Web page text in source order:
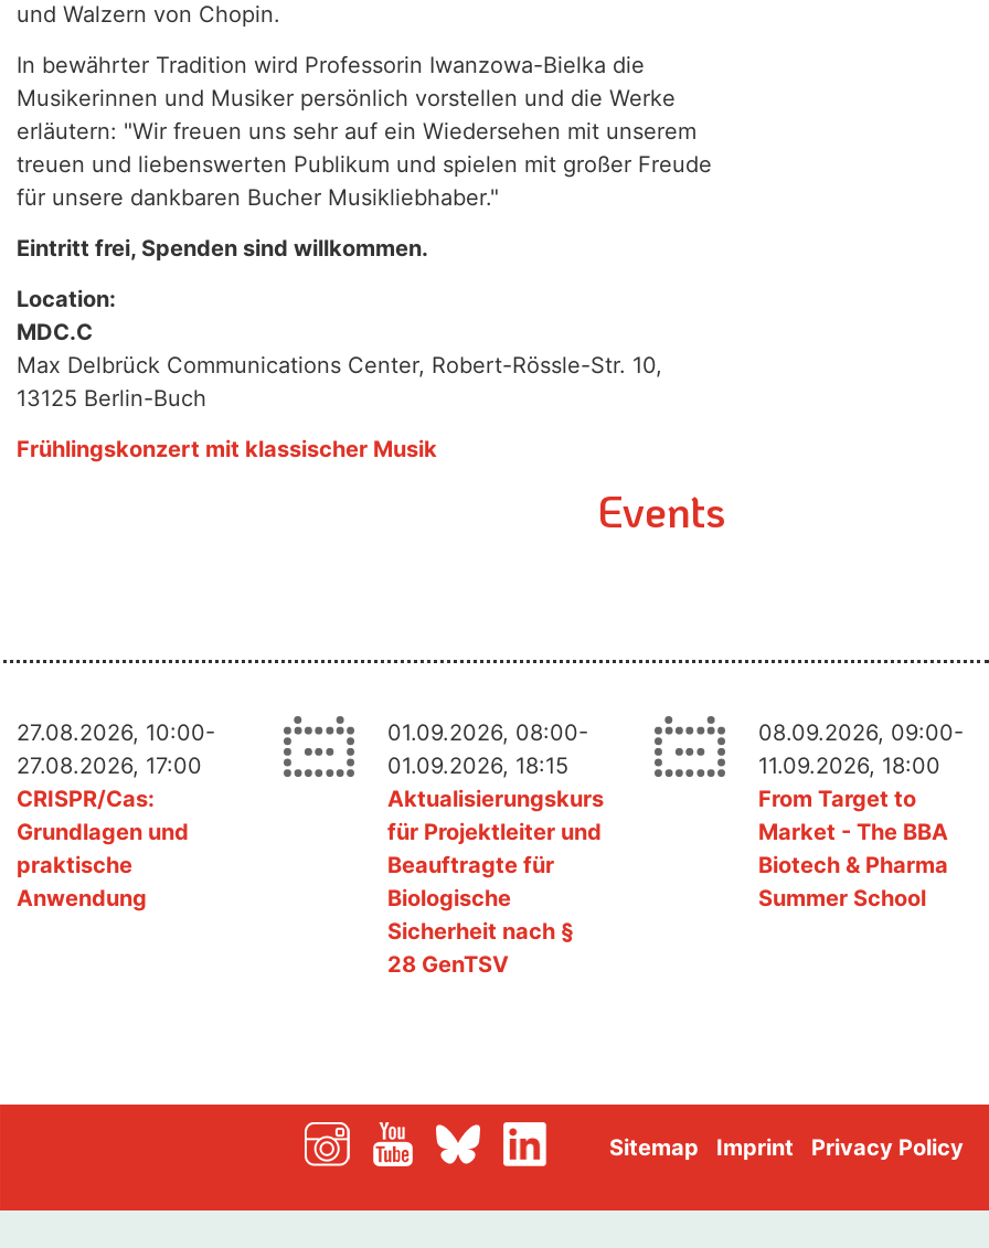
und Walzern von Chopin.
In bewährter Tradition wird Professorin Iwanzowa-Bielka die
Musikerinnen und Musiker persönlich vorstellen und die Werke
erläutern: "Wir freuen uns sehr auf ein Wiedersehen mit unserem
treuen und liebenswerten Publikum und spielen mit großer Freude
für unsere dankbaren Bucher Musikliebhaber."
Eintritt frei, Spenden sind willkommen.
Location:
MDC.C
Max Delbrück Communications Center, Robert-Rössle-Str. 10,
13125 Berlin-Buch
Frühlingskonzert mit klassischer Musik
Events
27.08.2026, 10:00-
27.08.2026, 17:00
CRISPR/Cas:
Grundlagen und
praktische
Anwendung
01.09.2026, 08:00-
01.09.2026, 18:15
Aktualisierungskurs
für Projektleiter und
Beauftragte für
Biologische
Sicherheit nach §
28 GenTSV
08.09.2026, 09:00-
11.09.2026, 18:00
From Target to
Market - The BBA
Biotech & Pharma
Summer School
Sitemap Imprint Privacy Policy